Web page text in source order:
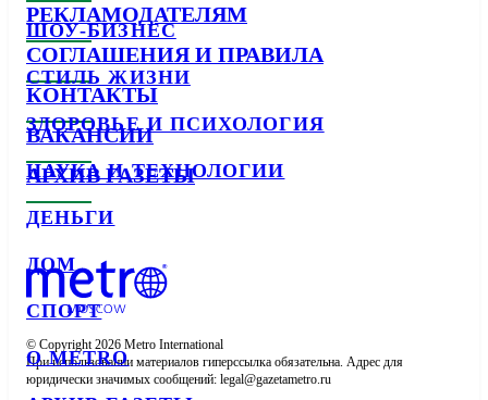
ШОУ-БИЗНЕС
СТИЛЬ ЖИЗНИ
ЗДОРОВЬЕ И ПСИХОЛОГИЯ
НАУКА И ТЕХНОЛОГИИ
ДЕНЬГИ
ДОМ
СПОРТ
О METRO
РЕКЛАМОДАТЕЛЯМ
СОГЛАШЕНИЯ И ПРАВИЛА
КОНТАКТЫ
ВАКАНСИИ
АРХИВ ГАЗЕТЫ
© Copyright 2026 Metro International
При использовании материалов гиперссылка обязательна. Адрес для
юридически значимых сообщений: